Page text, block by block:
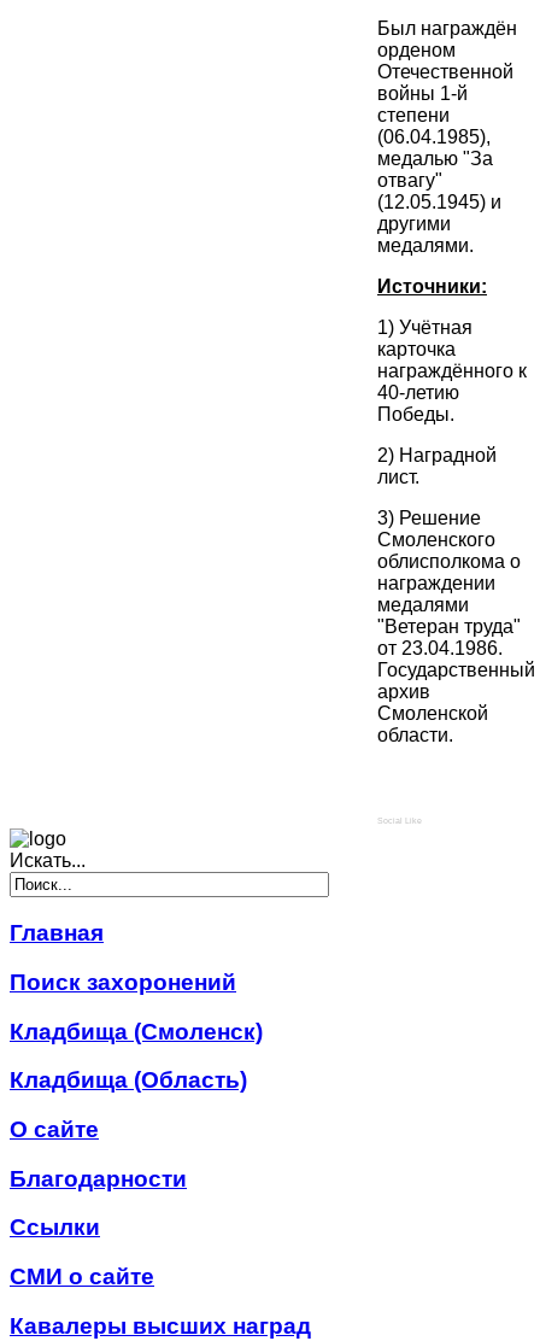
Был награждён
орденом
Отечественной
войны 1-й
степени
(06.04.1985),
медалью "За
отвагу"
(12.05.1945) и
другими
медалями.
Источники:
1) Учётная
карточка
награждённого к
40-летию
Победы.
2) Наградной
лист.
3) Решение
Смоленского
облисполкома о
награждении
медалями
"Ветеран труда"
от 23.04.1986.
Государственный
архив
Смоленской
области.
Social Like
Искать...
Главная
Поиск захоронений
Кладбища (Смоленск)
Кладбища (Область)
О сайте
Благодарности
Ссылки
СМИ о сайте
Кавалеры высших наград